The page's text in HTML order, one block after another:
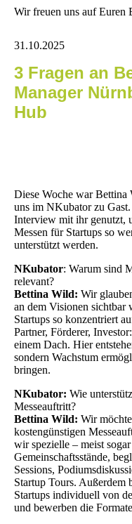
Wir freuen uns auf Euren
31.10.2025
3 Fragen an
Manager
Hub
Diese Woche war Bettina
uns im NKubator zu
Interview mit ihr genutzt,
Messen für Startups so
unterstützt werden.
NKubator: Warum sind
relevant?
Bettina Wild: Wir
an dem Visionen sichtbar
Startups so konzentriert
Partner, Förderer,
einem Dach. Hier
sondern Wachstum
bringen.
NKubator: Wie
Messeauftritt?
Bettina Wild: Wir
kostengünstigen
wir spezielle – meist
Gemeinschaftsstände,
Sessions,
Startup Tours. Außerdem
Startups individuell von
und bewerben die